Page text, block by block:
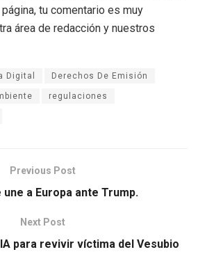
tu comentario es muy
área de redacción y nuestros
Digital Derechos De Emisión
regulaciones
Previous Post
une a Europa ante Trump.
Next Post
para revivir víctima del Vesubio